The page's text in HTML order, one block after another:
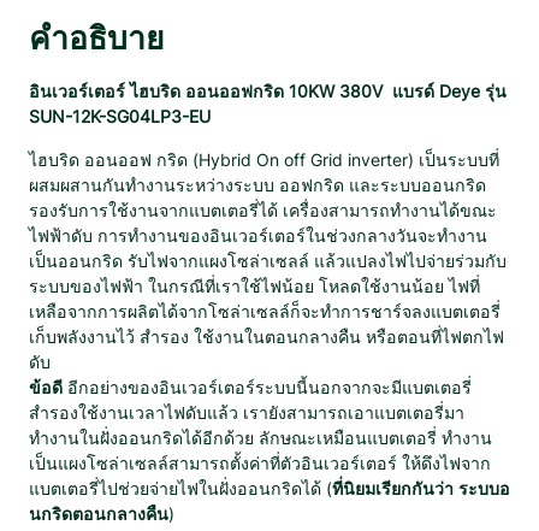
อ
เ
ต
ร์
D
e
y
e
H
y
b
r
i
d
O
N
/
O
คำอธิบาย
อินเวอร์เตอร์ ไฮบริด ออนออฟกริด 10KW 380V แบรด์ Deye รุ่น
SUN-12K-SG04LP3-EU
ไฮบริด ออนออฟ กริด (Hybrid On off Grid inverter) เป็นระบบที่
ผสมผสานกันทำงานระหว่างระบบ ออฟกริด และระบบออนกริด
รองรับการใช้งานจากแบตเตอรี่ได้ เครื่องสามารถทำงานได้ขณะ
ไฟฟ้าดับ การทำงานของอินเวอร์เตอร์ในช่วงกลางวันจะทำงาน
เป็นออนกริด รับไฟจากแผงโซล่าเซลล์ แล้วแปลงไฟไปจ่ายร่วมกับ
ระบบของไฟฟ้า ในกรณีที่เราใช้ไฟน้อย โหลดใช้งานน้อย ไฟที่
เหลือจากการผลิตได้จากโซล่าเซลล์ก็จะทำการชาร์จลงแบตเตอรี่
เก็บพลังงานไว้ สำรอง ใช้งานในตอนกลางคืน หรือตอนที่ไฟตกไฟ
ดับ
ข้อดี อีกอย่างของอินเวอร์เตอร์ระบบนี้นอกจากจะมีแบตเตอรี่
สำรองใช้งานเวลาไฟดับแล้ว เรายังสามารถเอาแบตเตอรี่มา
ทำงานในฝั่งออนกริดได้อีกด้วย ลักษณะเหมือนแบตเตอรี่ ทำงาน
เป็นแผงโซล่าเซลล์สามารถตั้งค่าที่ตัวอินเวอร์เตอร์ ให้ดึงไฟจาก
แบตเตอรี่ไปช่วยจ่ายไฟในฝั่งออนกริดได้ (ที่นิยมเรียกกันว่า ระบบอ
นกริดตอนกลางคืน)